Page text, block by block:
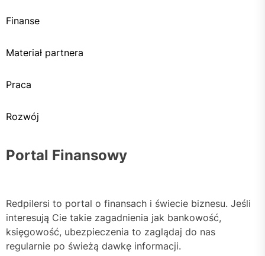
Finanse
Materiał partnera
Praca
Rozwój
Portal Finansowy
Redpilersi to portal o finansach i świecie biznesu. Jeśli
interesują Cie takie zagadnienia jak bankowość,
księgowość, ubezpieczenia to zaglądaj do nas
regularnie po świeżą dawkę informacji.